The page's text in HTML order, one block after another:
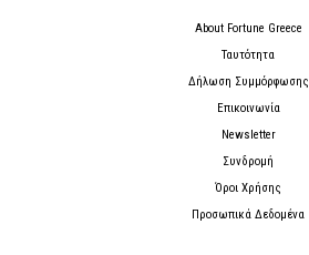
About Fortune Greece
Ταυτότητα
Δήλωση Συμμόρφωσης
Επικοινωνία
Newsletter
Συνδρομή
Όροι Χρήσης
Προσωπικά Δεδομένα